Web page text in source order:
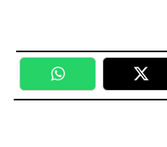
WhatsApp